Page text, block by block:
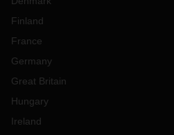
Finland
France
Germany
Great Britain
Hungary
Ireland